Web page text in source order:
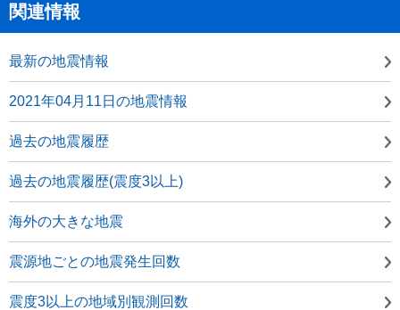
関連情報
最新の地震情報
2021年04月11日の地震情報
過去の地震履歴
過去の地震履歴(震度3以上)
海外の大きな地震
震源地ごとの地震発生回数
震度3以上の地域別観測回数